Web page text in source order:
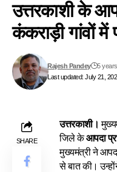
उत्तरकाशी के
कंकराड़ी गांवों में
Last updated: July 21,
Rajesh Pandey 5
SHARE
उत्तरकाशी।
जिले केआपदा
मुख्यमंत्री ने
से बात की।